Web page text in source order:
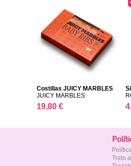
Costillas JUICY MARBLES
JUICY MARBLES
19,80 €
Trato